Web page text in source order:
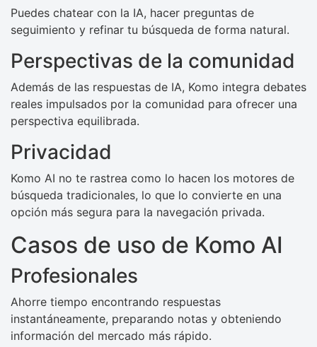
Puedes chatear con la IA, hacer preguntas de
seguimiento y refinar tu búsqueda de forma natural.
Perspectivas de la comunidad
Además de las respuestas de IA, Komo integra debates
reales impulsados ​​por la comunidad para ofrecer una
perspectiva equilibrada.
Privacidad
Komo AI no te rastrea como lo hacen los motores de
búsqueda tradicionales, lo que lo convierte en una
opción más segura para la navegación privada.
Casos de uso de Komo AI
Profesionales
Ahorre tiempo encontrando respuestas
instantáneamente, preparando notas y obteniendo
información del mercado más rápido.